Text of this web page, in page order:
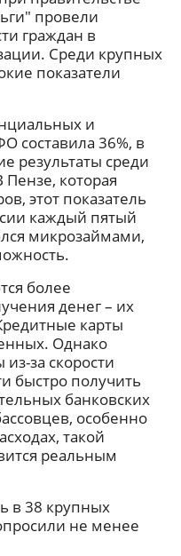
провели
граждан в
Среди крупных
показатели
и
составила 36%, в
результаты среди
Пензе, которая
этот показатель
каждый пятый
микрозаймами,
более
денег – их
карты
Однако
за скорости
быстро получить
банковских
особенно
такой
реальным
в 38 крупных
не менее